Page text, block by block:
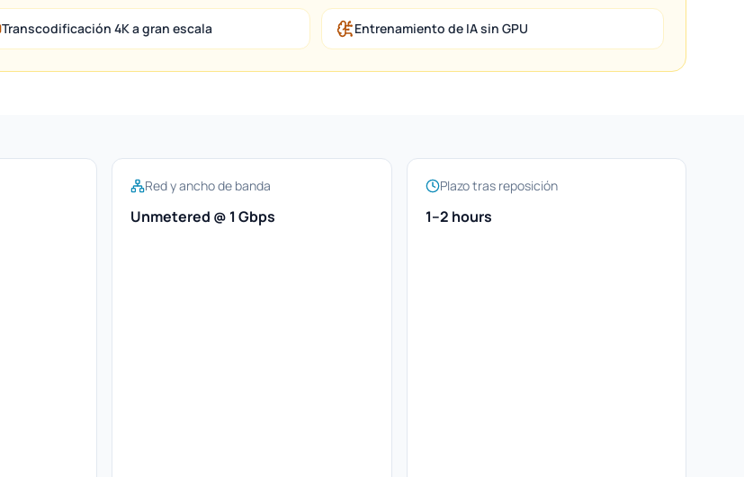
Transcodificación 4K a gran escala Entrenamiento de IA sin GPU
Red y ancho de banda
Unmetered @ 1 Gbps
Plazo tras reposición
1–2 hours